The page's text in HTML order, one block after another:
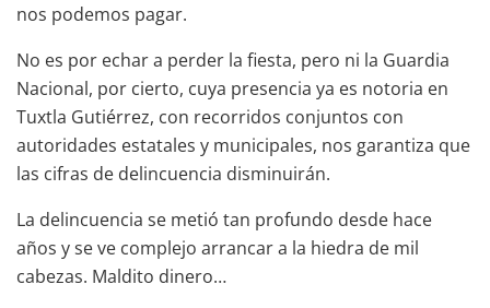
nos podemos pagar.
No es por echar a perder la fiesta, pero ni la Guardia
Nacional, por cierto, cuya presencia ya es notoria en
Tuxtla Gutiérrez, con recorridos conjuntos con
autoridades estatales y municipales, nos garantiza que
las cifras de delincuencia disminuirán.
La delincuencia se metió tan profundo desde hace
años y se ve complejo arrancar a la hiedra de mil
cabezas. Maldito dinero…